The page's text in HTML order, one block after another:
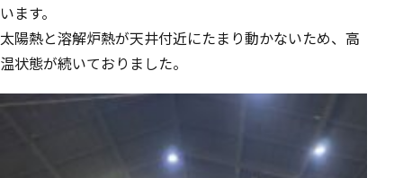
います。
太陽熱と溶解炉熱が天井付近にたまり動かないため、高
温状態が続いておりました。